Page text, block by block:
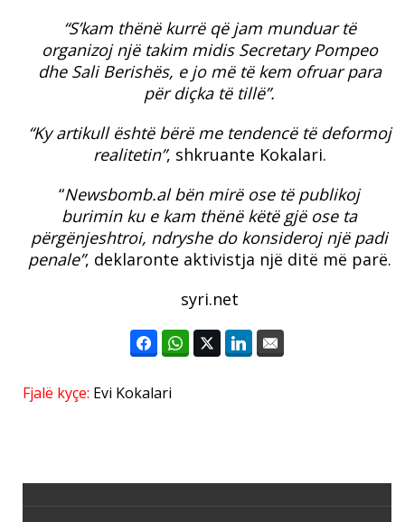
“S’kam thënë kurrë që jam munduar të
organizoj një takim midis Secretary Pompeo
dhe Sali Berishës, e jo më të kem ofruar para
për diçka të tillë”.
“Ky artikull është bërë me tendencë të deformoj
realitetin”, shkruante Kokalari.
“Newsbomb.al bën mirë ose të publikoj
burimin ku e kam thënë këtë gjë ose ta
përgënjeshtroi, ndryshe do konsideroj një padi
penale”, deklaronte aktivistja një ditë më parë.
syri.net
Fjalë kyçe: Evi Kokalari